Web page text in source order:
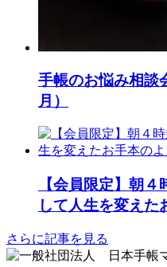
手帳のお悩み相談
月）
【会員限定】朝
して人生を変えた
さらに記事を見る